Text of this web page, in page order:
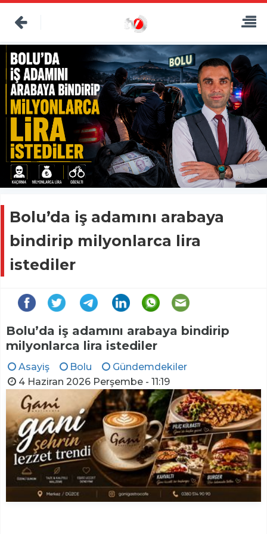
Bolu’da iş adamını arabaya
bindirip milyonlarca lira
istediler
Bolu’da iş adamını arabaya bindirip
milyonlarca lira istediler
Asayiş Bolu
Gündemdekiler
4 Haziran 2026 Perşembe - 11:19